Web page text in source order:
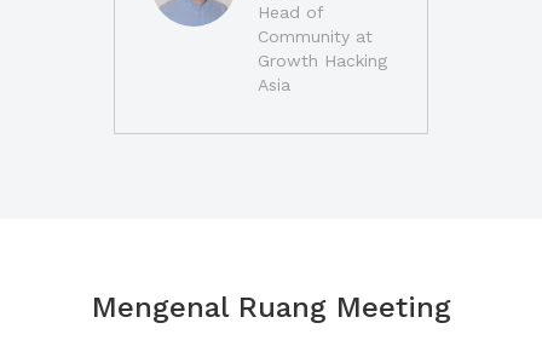
Head of
Community at
Growth Hacking
Asia
Mengenal Ruang Meeting